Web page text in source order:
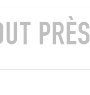
PRÈS